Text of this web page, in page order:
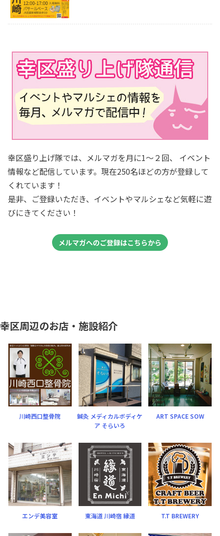
幸区盛り上げ隊では、メルマガを月に1～２回、 イベント
情報など配信しています。現在250名ほどの方が登録して
くれています！
是非、ご登録いただき、イベントやマルシェなど気軽に遊
びにきてください！
メルマガへのご登録はこちらから
幸区周辺のお店・施設紹介
川崎西口整骨院
鍼灸 メディカルボディケ
ア そらいろ
ART SPACE SOW
エンデ美容室 東海道 川崎宿 縁道 T.T BREWERY